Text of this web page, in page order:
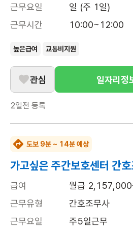
근무요일
일 (주 1일)
근무시간
10:00~12:00
높은급여 교통비지원
관심 일자리정
2일전 등록
도보 9분 ~ 14분 예상
가고싶은 주간보호센터 간
급여
월급 2,157,000
근무유형
간호조무사
근무요일
주5일근무